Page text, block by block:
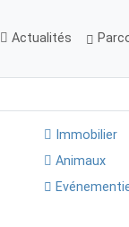
Actualités
Immobilier
Animaux